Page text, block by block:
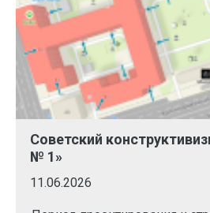
Советский
№ 1»
11.06.2026